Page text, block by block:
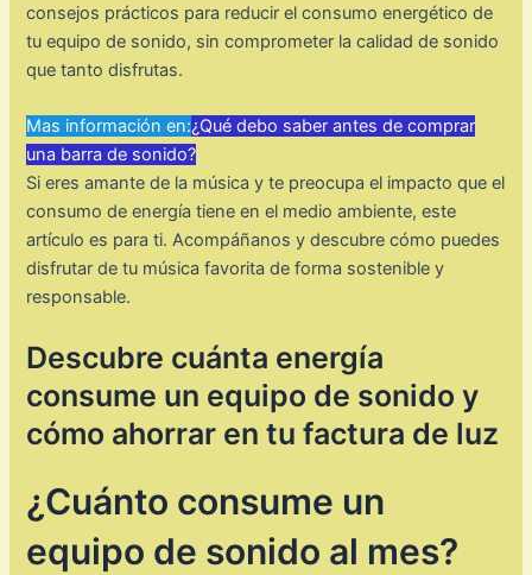
consejos prácticos para reducir el consumo energético de
tu equipo de sonido, sin comprometer la calidad de sonido
que tanto disfrutas.
Mas información en:¿Qué debo saber antes de comprar
una barra de sonido?
Si eres amante de la música y te preocupa el impacto que el
consumo de energía tiene en el medio ambiente, este
artículo es para ti. Acompáñanos y descubre cómo puedes
disfrutar de tu música favorita de forma sostenible y
responsable.
Descubre cuánta energía
consume un equipo de sonido y
cómo ahorrar en tu factura de luz
¿Cuánto consume un
equipo de sonido al mes?